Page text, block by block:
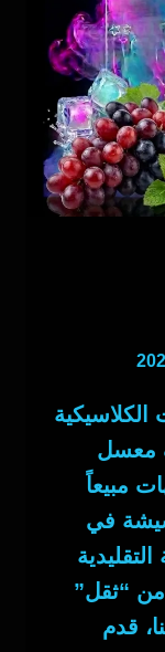
معسل
مبيعاً
في
من “ثقل”
قدم